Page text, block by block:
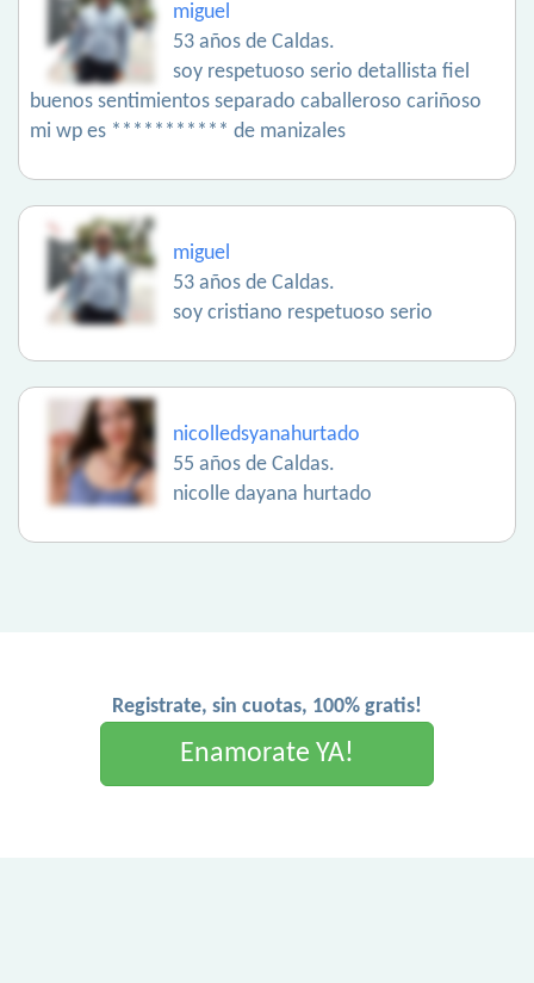
miguel
53 años de Caldas.
soy respetuoso serio detallista fiel
buenos sentimientos separado caballeroso cariñoso
mi wp es *********** de manizales
miguel
53 años de Caldas.
soy cristiano respetuoso serio
nicolledsyanahurtado
55 años de Caldas.
nicolle dayana hurtado
Registrate, sin cuotas, 100% gratis!
Enamorate YA!